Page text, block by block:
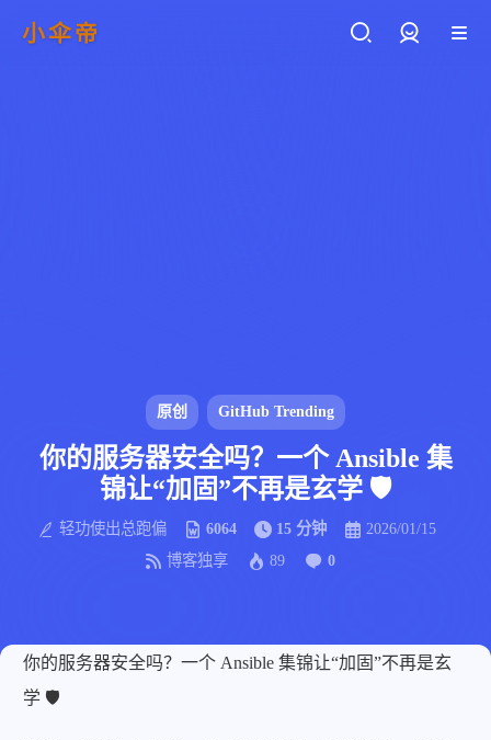
小伞帝
原创 GitHub Trending
你的服务器安全吗？一个 Ansible 集
锦让“加固”不再是玄学 🛡️
轻功使出总跑偏 6064 15 分钟
2026/01/15
博客独享
89 0
你的服务器安全吗？一个 Ansible 集锦让“加固”不再是玄
学 🛡️